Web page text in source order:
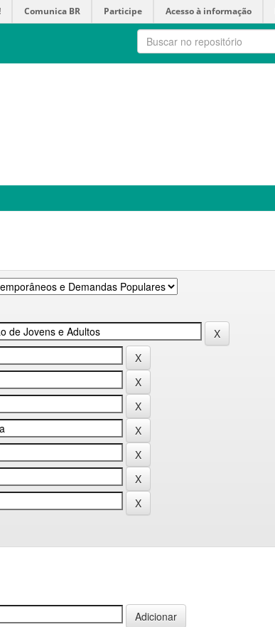
Comunica BR Participe Acesso à informação